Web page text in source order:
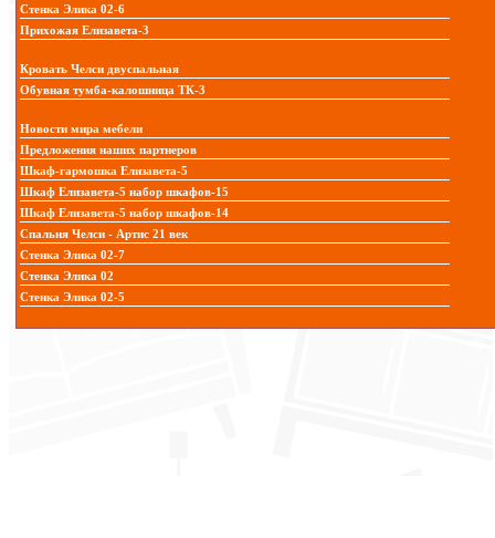
Стенка Элика 02-6
Прихожая Елизавета-3
Кровать Челси двуспальная
Обувная тумба-калошница ТК-3
Новости мира мебели
Предложения наших партнеров
Шкаф-гармошка Елизавета-5
Шкаф Елизавета-5 набор шкафов-15
Шкаф Елизавета-5 набор шкафов-14
Спальня Челси - Артис 21 век
Стенка Элика 02-7
Стенка Элика 02
Стенка Элика 02-5